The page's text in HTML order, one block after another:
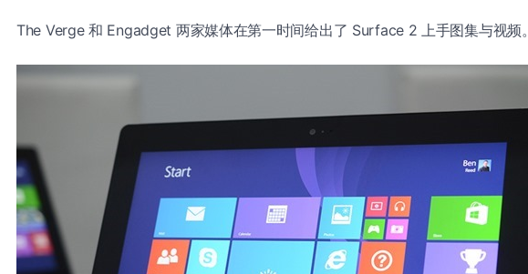
The Verge 和 Engadget 两家媒体在第一时间给出了 Surface 2 上手图集与视频。